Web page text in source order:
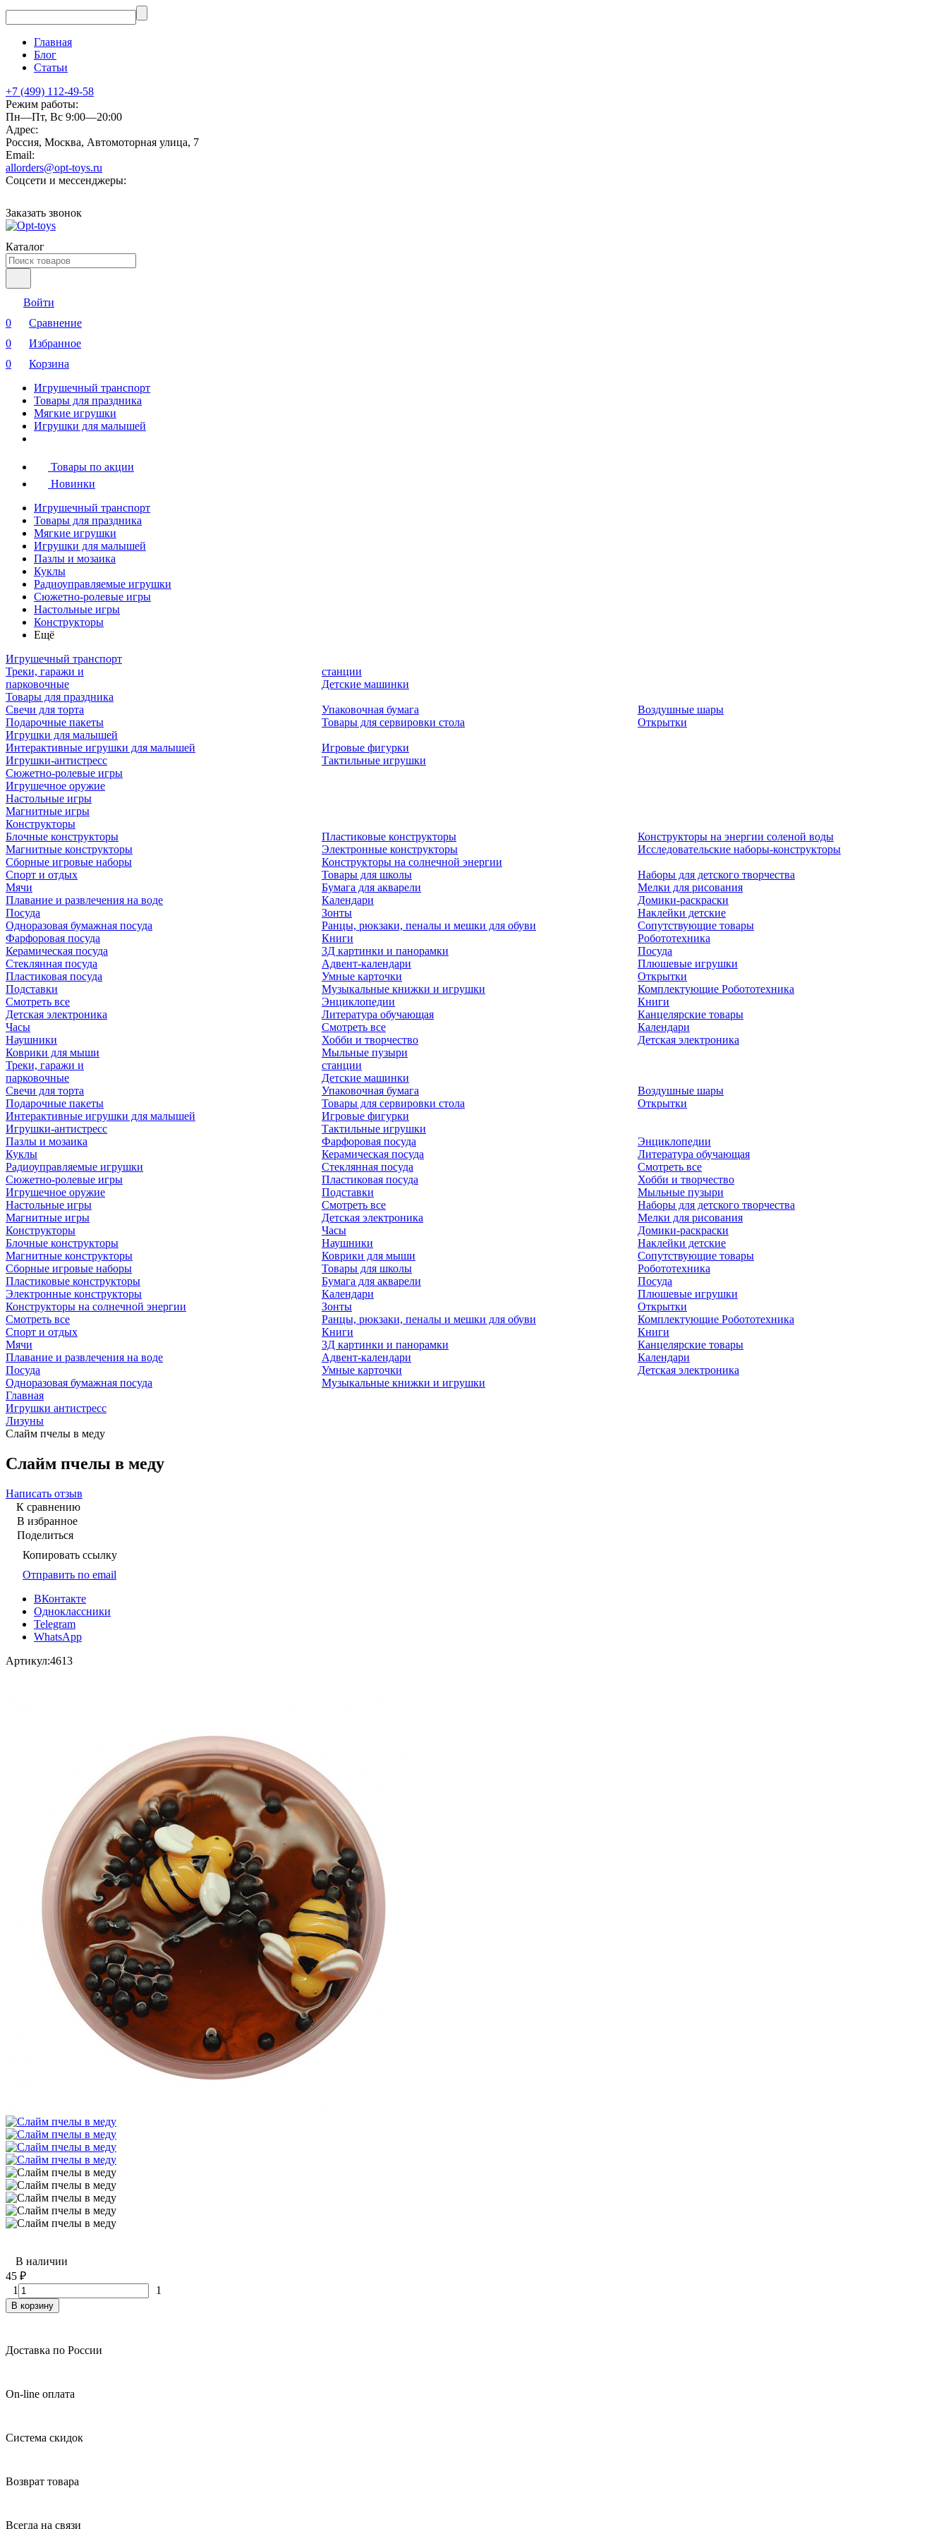
Главная
Блог
Статьи
+7 (499) 112-49-58
Режим работы:
Пн—Пт, Вс 9:00—20:00
Адрес:
Россия, Москва, Автомоторная улица, 7
Email:
allorders@opt-toys.ru
Соцсети и мессенджеры:
Заказать звонок
Каталог
Войти
0
Сравнение
0
Избранное
0
Корзина
Игрушечный транспорт
Товары для праздника
Мягкие игрушки
Игрушки для малышей
Товары по акции
Новинки
Игрушечный транспорт
Товары для праздника
Мягкие игрушки
Игрушки для малышей
Пазлы и мозаика
Куклы
Радиоуправляемые игрушки
Сюжетно-ролевые игры
Настольные игры
Конструкторы
Ещё
Игрушечный транспорт
Треки, гаражи и
парковочные
станции
Детские машинки
Товары для праздника
Свечи для торта
Подарочные пакеты
Упаковочная бумага
Товары для сервировки стола
Воздушные шары
Открытки
Игрушки для малышей
Интерактивные игрушки для малышей
Игрушки-антистресс
Игровые фигурки
Тактильные игрушки
Сюжетно-ролевые игры
Игрушечное оружие
Настольные игры
Магнитные игры
Конструкторы
Блочные конструкторы
Магнитные конструкторы
Сборные игровые наборы
Пластиковые конструкторы
Электронные конструкторы
Конструкторы на солнечной энергии
Конструкторы на энергии соленой воды
Исследовательские наборы-конструкторы
Спорт и отдых
Мячи
Плавание и развлечения на воде
Посуда
Одноразовая бумажная посуда
Фарфоровая посуда
Керамическая посуда
Стеклянная посуда
Пластиковая посуда
Подставки
Смотреть все
Детская электроника
Часы
Наушники
Коврики для мыши
Товары для школы
Бумага для акварели
Календари
Зонты
Ранцы, рюкзаки, пеналы и мешки для обуви
Книги
3Д картинки и панорамки
Адвент-календари
Умные карточки
Музыкальные книжки и игрушки
Энциклопедии
Литература обучающая
Смотреть все
Хобби и творчество
Мыльные пузыри
Наборы для детского творчества
Мелки для рисования
Домики-раскраски
Наклейки детские
Сопутствующие товары
Робототехника
Посуда
Плюшевые игрушки
Открытки
Комплектующие Робототехника
Книги
Канцелярские товары
Календари
Детская электроника
Треки, гаражи и
парковочные
станции
Детские машинки
Свечи для торта
Подарочные пакеты
Упаковочная бумага
Товары для сервировки стола
Воздушные шары
Открытки
Интерактивные игрушки для малышей
Игрушки-антистресс
Игровые фигурки
Тактильные игрушки
Пазлы и мозаика
Куклы
Радиоуправляемые игрушки
Сюжетно-ролевые игры
Игрушечное оружие
Настольные игры
Магнитные игры
Конструкторы
Блочные конструкторы
Магнитные конструкторы
Сборные игровые наборы
Пластиковые конструкторы
Электронные конструкторы
Конструкторы на солнечной энергии
Смотреть все
Спорт и отдых
Мячи
Плавание и развлечения на воде
Посуда
Одноразовая бумажная посуда
Фарфоровая посуда
Керамическая посуда
Стеклянная посуда
Пластиковая посуда
Подставки
Смотреть все
Детская электроника
Часы
Наушники
Коврики для мыши
Товары для школы
Бумага для акварели
Календари
Зонты
Ранцы, рюкзаки, пеналы и мешки для обуви
Книги
3Д картинки и панорамки
Адвент-календари
Умные карточки
Музыкальные книжки и игрушки
Энциклопедии
Литература обучающая
Смотреть все
Хобби и творчество
Мыльные пузыри
Наборы для детского творчества
Мелки для рисования
Домики-раскраски
Наклейки детские
Сопутствующие товары
Робототехника
Посуда
Плюшевые игрушки
Открытки
Комплектующие Робототехника
Книги
Канцелярские товары
Календари
Детская электроника
Главная
Игрушки антистресс
Лизуны
Слайм пчелы в меду
Слайм пчелы в меду
Написать отзыв
К сравнению
В избранное
Поделиться
Копировать ссылку
Отправить по email
ВКонтакте
Одноклассники
Telegram
WhatsApp
Артикул:4613
В наличии
45 ₽
1
1
В корзину
Доставка по России
On-line оплата
Система скидок
Возврат товара
Всегда на связи